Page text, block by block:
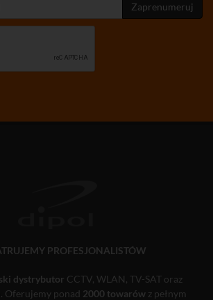
Zaprenumeruj
PROFESJONALISTÓW
dystrybutor CCTV, WLAN, TV-SAT oraz
Oferujemy ponad 2000 towarówz pełnym